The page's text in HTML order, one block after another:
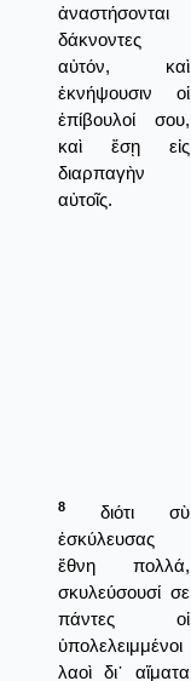
ἀναστήσονται
δάκνοντες
αὐτόν, καὶ
ἐκνήψουσιν οἱ
ἐπίβουλοί σου,
καὶ ἔσῃ εἰς
διαρπαγὴν
αὐτοῖς.
8
διότι σὺ
ἐσκύλευσας
ἔθνη πολλά,
σκυλεύσουσί σε
πάντες οἱ
ὑπολελειμμένοι
λαοὶ δι᾿ αἵματα